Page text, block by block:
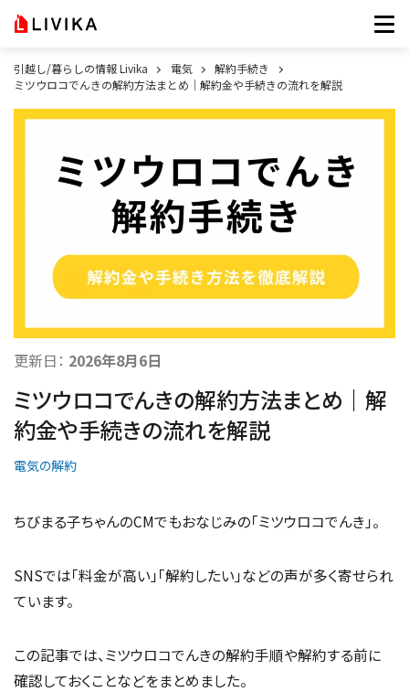
引越し/暮らしの情報 Livika 電気
解約手続き
ミツウロコでんきの解約方法まとめ｜解約金や手続きの流れを解説
更新日： 2026年8月6日
ミツウロコでんきの解約方法まとめ｜解
約金や手続きの流れを解説
電気の解約
ちびまる子ちゃんのCMでもおなじみの「ミツウロコでんき」。
SNSでは「料金が高い」「解約したい」などの声が多く寄せられ
ています。
この記事では、ミツウロコでんきの解約手順や解約する前に
確認しておくことなどをまとめました。